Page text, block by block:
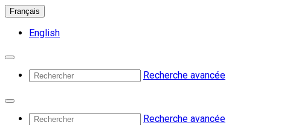
Français
English
Recherche avancée
Recherche avancée